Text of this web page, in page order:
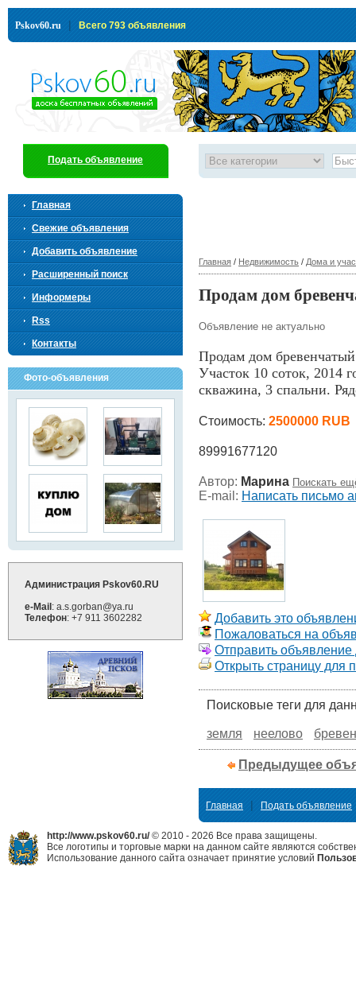
Pskov60.ru | Всего 793 объявления
Главная / Недвижимость / Дома и
Продам дом
Объявление не актуально
Продам дом
Участок 10 соток, 2014
скважина, 3 спальни.
Стоимость: 2500000 RUB
89991677120
Автор: Марина Поискать
E-mail: Написать письмо
Добавить это
Пожаловаться на
Отправить объявление
Открыть страницу для
Поисковые теги для
земля неелово
Предыдущее
Подать объявление
Главная
Свежие объявления
Добавить объявление
Расширенный поиск
Информеры
Rss
Контакты
Фото-объявления
Администрация Pskov60.RU
e-Mail : a.s.gorban@ya.ru
Телефон: +7 911 3602282
Главная | Подать объявление
http://www.pskov60.ru/© 2010 - 2026 Все права защищены.
Все логотипы и торговые марки на данном сайте являются
Использование данного сайта означает принятие условий